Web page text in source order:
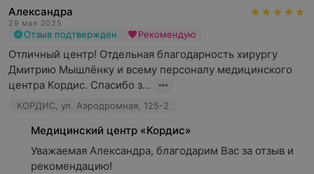
Александра
29 мая 2025
Отзыв подтвержден Рекомендую
Отличный центр! Отдельная благодарность хирургу
Дмитрию Мышлёнку и всему персоналу медицинского
центра Кордис. Спасибо з...
КОРДИС, ул. Аэродромная, 125-2
Медицинский центр «Кордис»
Уважаемая Александра, благодарим Вас за отзыв и
рекомендацию!